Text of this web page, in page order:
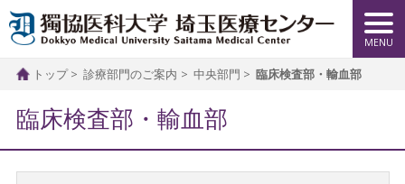
トップ 診療部門のご案内 中央部門 臨床検査部・輸血部
臨床検査部・輸血部